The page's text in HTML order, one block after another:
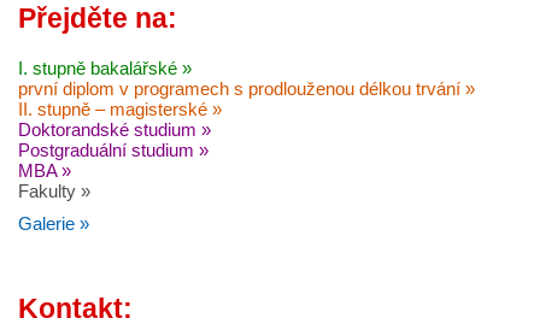
Přejděte na:
I. stupně bakalářské »
první diplom v programech s prodlouženou délkou trvání »
II. stupně – magisterské »
Doktorandské studium »
Postgraduální studium »
MBA »
Fakulty »
Galerie »
Kontakt: